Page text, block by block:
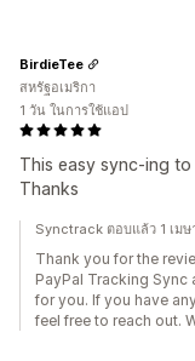
This easy sync-ing
Thanks
BirdieTee
สหรัฐอเมริกา
1 วัน ในการใช้แอป
Synctrack ตอบแล้ว 1 เม
Thank you for the
PayPal Tracking
for you. If you have
feel free to reach out.